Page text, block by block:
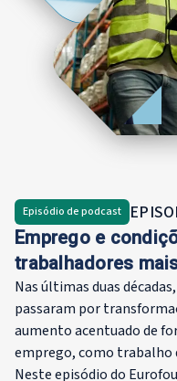
Episódio de podcast
Emprego e
trabalhadores
Nas últimas duas
passaram por
aumento acentuado de
emprego, como trabalho
Neste episódio do